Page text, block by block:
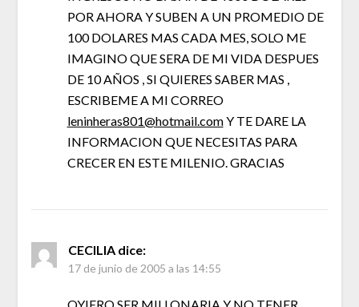
POR AHORA Y SUBEN A UN PROMEDIO DE
100 DOLARES MAS CADA MES, SOLO ME
IMAGINO QUE SERA DE MI VIDA DESPUES
DE 10 AÑOS , SI QUIERES SABER MAS ,
ESCRIBEME A MI CORREO
leninheras801@hotmail.comY TE DARE LA
INFORMACION QUE NECESITAS PARA
CRECER EN ESTE MILENIO. GRACIAS
CECILIA dice:
17 de junio de 2005 a las 14:55